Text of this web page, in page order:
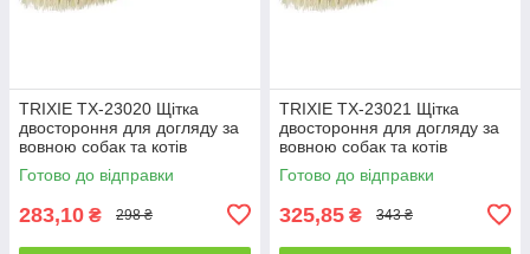
TRIXIE TX-23020 Щітка
двостороння для догляду за
вовною собак та котів
бамбук, 5х19см
Готово до відправки
283,10 ₴ 298 ₴
TRIXIE TX-23021 Щітка
двостороння для догляду за
вовною собак та котів
бамбук, 6х22см
Готово до відправки
325,85 ₴ 343 ₴